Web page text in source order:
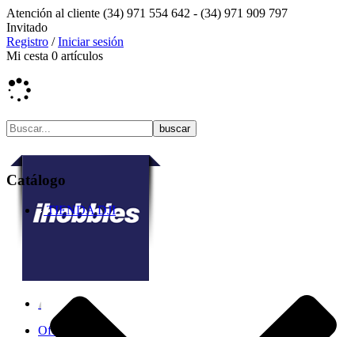
Atención al cliente (34) 971 554 642 - (34) 971 909 797
Invitado
Registro /Iniciar sesión
Mi cesta 0 artículos
Ofertas
Catálogo
TIENDA DJI